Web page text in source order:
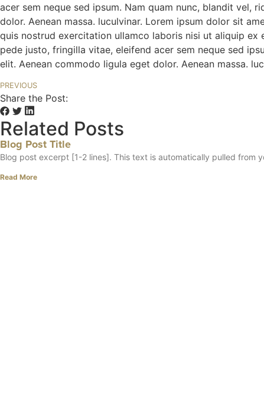
acer sem neque sed ipsum. Nam quam nunc, blandit vel,
dolor. Aenean massa. luculvinar. Lorem ipsum dolor sit
quis nostrud exercitation ullamco laboris nisi ut aliquip
pede justo, fringilla vitae, eleifend acer sem neque sed
elit. Aenean commodo ligula eget dolor. Aenean massa.
PREVIOUS
Share the Post:
Related Posts
Blog Post Title
Blog post excerpt [1-2 lines]. This text is automatically pulled from
Read More